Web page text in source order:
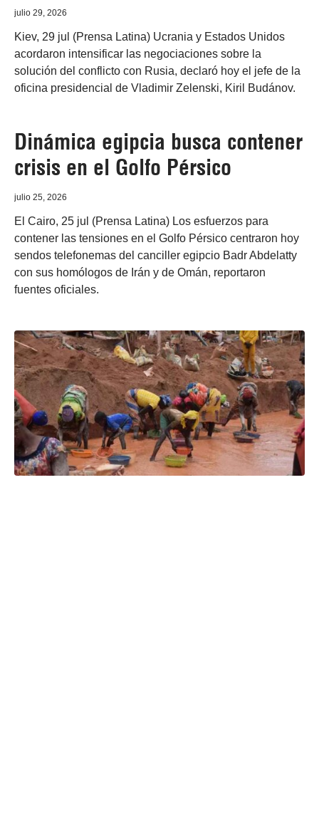
julio 29, 2026
Kiev, 29 jul (Prensa Latina) Ucrania y Estados Unidos
acordaron intensificar las negociaciones sobre la
solución del conflicto con Rusia, declaró hoy el jefe de la
oficina presidencial de Vladimir Zelenski, Kiril Budánov.
Dinámica egipcia busca contener
crisis en el Golfo Pérsico
julio 25, 2026
El Cairo, 25 jul (Prensa Latina) Los esfuerzos para
contener las tensiones en el Golfo Pérsico centraron hoy
sendos telefonemas del canciller egipcio Badr Abdelatty
con sus homólogos de Irán y de Omán, reportaron
fuentes oficiales.